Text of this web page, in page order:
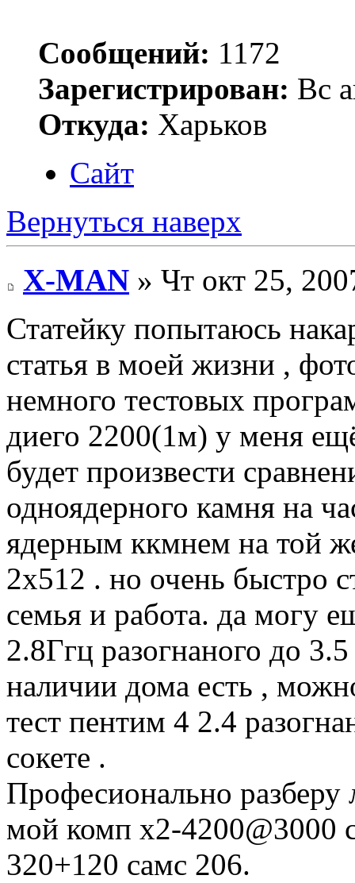
Сообщений: 1172
Зарегистрирован: Вс
Откуда: Харьков
Сайт
Вернуться наверх
X-MAN » Чт окт 25,
Статейку попытаюсь
статья в моей жизни ,
немного тестовых
диего 2200(1м) у меня
будет произвести
одноядерного камня на
ядерным ккмнем на той
2х512 . но очень быстро
семья и работа. да могу
2.8Ггц разогнаного до
наличии дома есть ,
тест пентим 4 2.4
сокете .
Професионально
мой комп х2-4200@3000
320+120 самс 206.